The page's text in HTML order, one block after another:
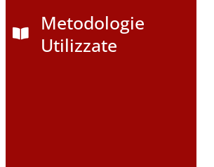
Metodologie
Utilizzate